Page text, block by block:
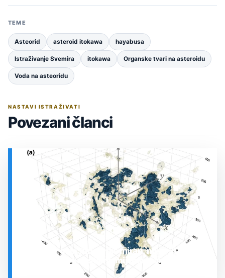
TEME
Asteorid asteroid itokawa hayabusa
Istraživanje Svemira itokawa Organske tvari na asteroidu
Voda na asteoridu
NASTAVI ISTRAŽIVATI
Povezani članci
Prostor oko Sunca nije miran: nova 3D karta
otkrila plin koji stalno mijenja stanje